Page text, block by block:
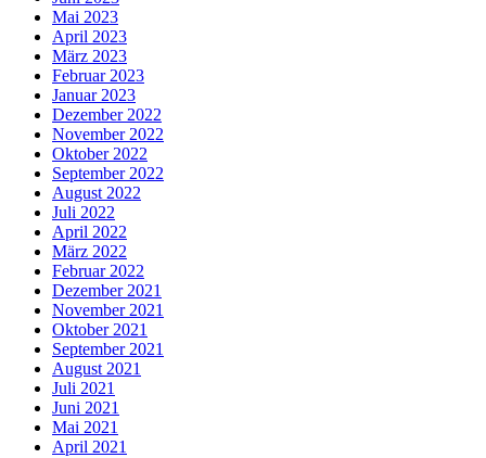
Mai 2023
April 2023
März 2023
Februar 2023
Januar 2023
Dezember 2022
November 2022
Oktober 2022
September 2022
August 2022
Juli 2022
April 2022
März 2022
Februar 2022
Dezember 2021
November 2021
Oktober 2021
September 2021
August 2021
Juli 2021
Juni 2021
Mai 2021
April 2021